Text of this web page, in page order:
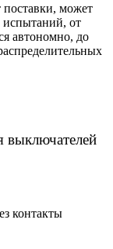
может
испытаний, от
автономно, до
контакты